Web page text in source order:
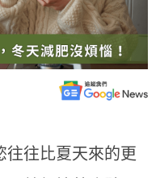
往往比夏天來的更